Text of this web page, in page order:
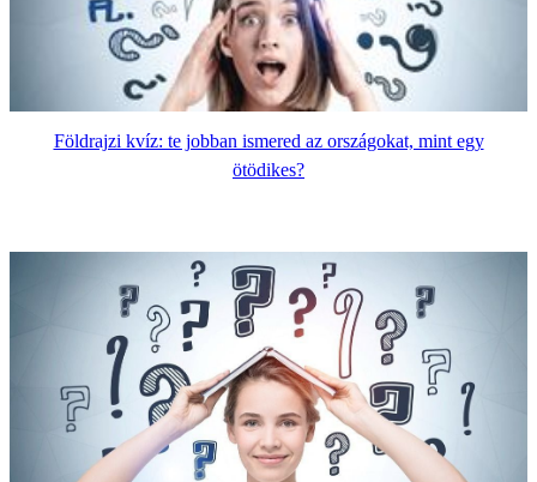
Földrajzi kvíz: te jobban ismered az országokat, mint egy
ötödikes?